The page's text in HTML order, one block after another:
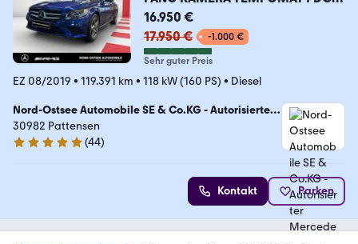
SHZ
16.950 €
17.950 €
-1.000 €
Sehr guter Preis
EZ 08/2019 • 119.391 km • 118 kW (160 PS) • Diesel
Nord-Ostsee Automobile SE & Co.KG - Autorisierter
Mercedes-Benz Service
30982 Pattensen
4.9 Sterne
(44)
Kontakt Parken